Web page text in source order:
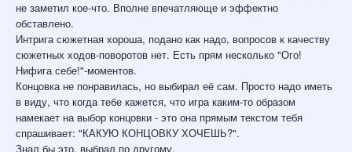
не заметил кое-что. Вполне впечатляюще и эффектно
обставлено.
Интрига сюжетная хороша, подано как надо, вопросов к качеству
сюжетных ходов-поворотов нет. Есть прям несколько "Ого!
Нифига себе!"-моментов.
Концовка не понравилась, но выбирал её сам. Просто надо иметь
в виду, что когда тебе кажется, что игра каким-то образом
намекает на выбор концовки - это она прямым текстом тебя
спрашивает: "КАКУЮ КОНЦОВКУ ХОЧЕШЬ?".
Знал бы это, выбрал по другому.